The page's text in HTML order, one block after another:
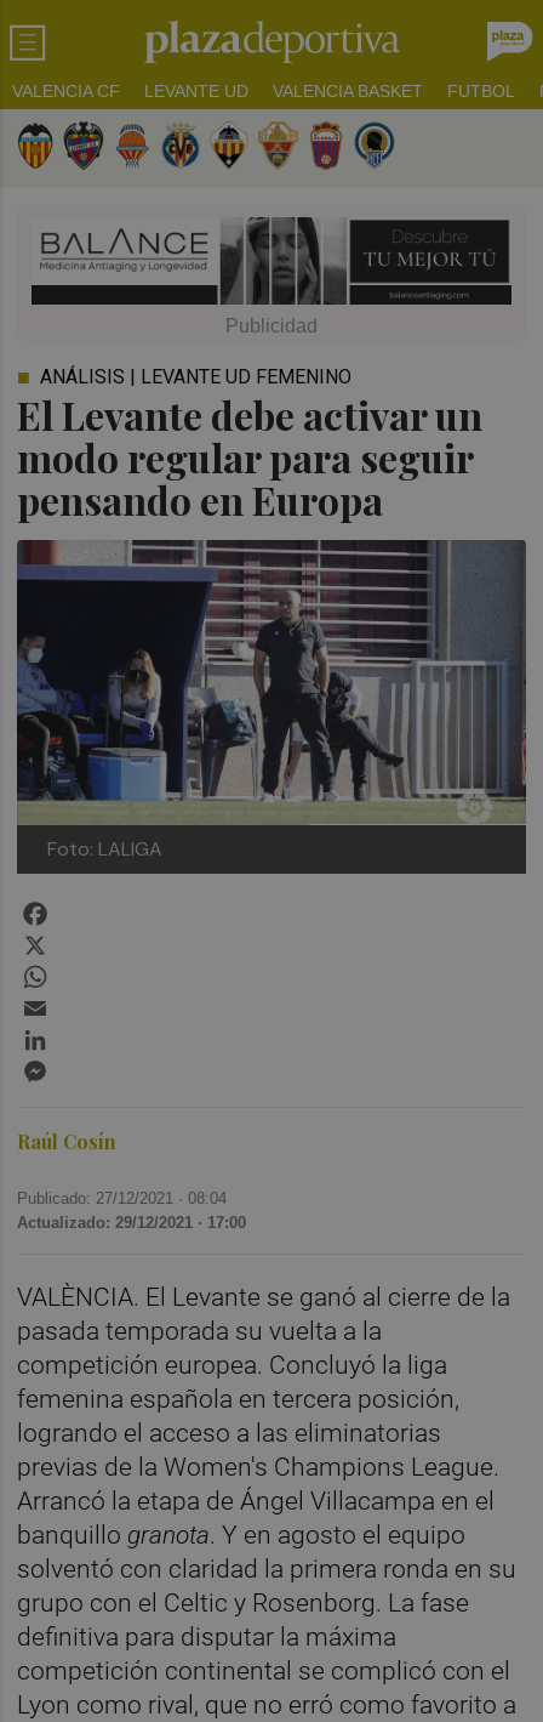
VALENCIA CF LEVANTE UD VALENCIA BASKET FUTBOL
El Levante debe activar un
modo regular para seguir
pensando en Europa
ANÁLISIS | LEVANTE UD FEMENINO
Foto: LALIGA
Raúl Cosín
Publicado: 27/12/2021 ·08:04
Actualizado: 29/12/2021 · 17:00
VALÈNCIA. El Levante se ganó al cierre de la
pasada temporada su vuelta a la
competición europea. Concluyó la liga
femenina española en tercera posición,
logrando el acceso a las eliminatorias
previas de la Women's Champions League.
Arrancó la etapa de Ángel Villacampa en el
banquillo granota. Y en agosto el equipo
solventó con claridad la primera ronda en su
grupo con el Celtic y Rosenborg. La fase
definitiva para disputar la máxima
competición continental se complicó con el
Lyon como rival, que no erró como favorito a